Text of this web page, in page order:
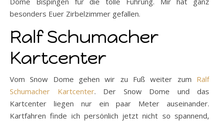
besonders Euer Zirbelzimmer gefallen.
Ralf Schumacher
Kartcenter
Vom Snow Dome gehen wir zu Fuß weiter zum Ralf
Schumacher Kartcenter. Der Snow Dome und das
Kartcenter liegen nur ein paar Meter auseinander.
Kartfahren finde ich persönlich jetzt nicht so spannend,